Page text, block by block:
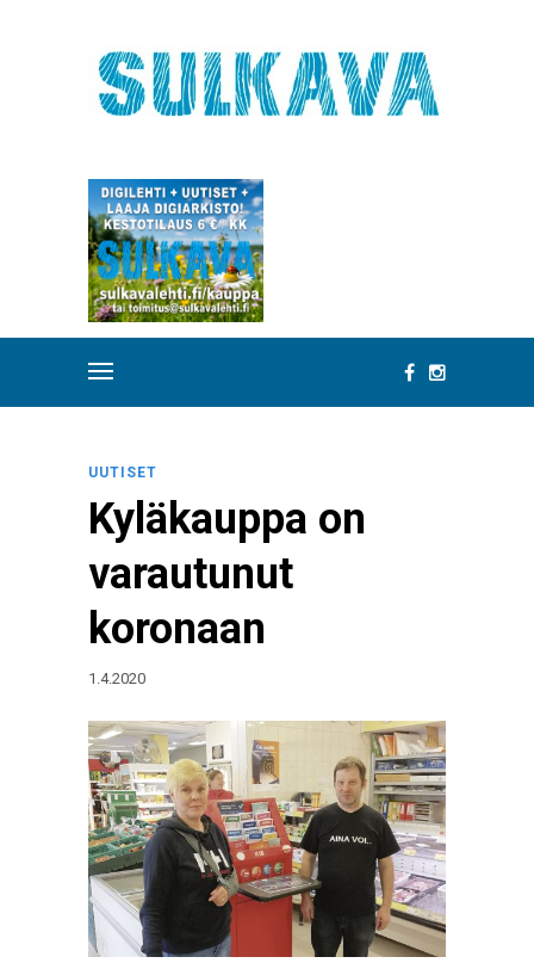
UUTISET
Kyläkauppa on
varautunut
koronaan
1.4.2020